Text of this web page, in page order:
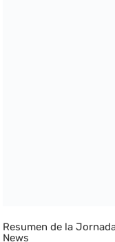
Resumen de la
News